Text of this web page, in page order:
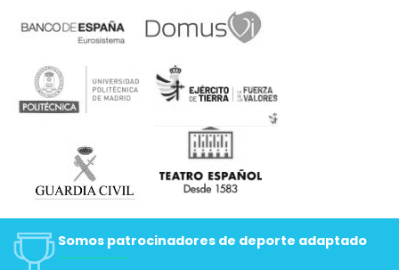
Somos patrocinadores de deporte adaptado